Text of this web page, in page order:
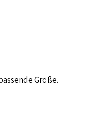
Größe.